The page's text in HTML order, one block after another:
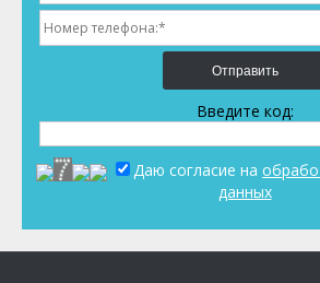
Отправить
Введите код:
Даю согласие на
данных